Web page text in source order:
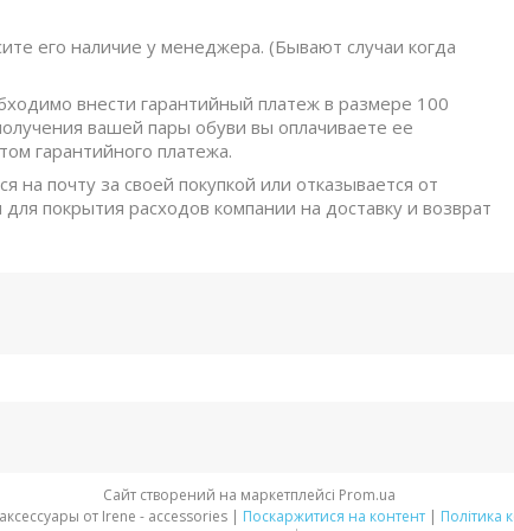
его наличие у менеджера. (Бывают случаи когда
внести гарантийный платеж в размере 100
вашей пары обуви вы оплачиваете ее
гарантийного платежа.
на почту за своей покупкой или отказывается от
покрытия расходов компании на доставку и возврат
Сайт створений на маркетплейсі Prom.ua
Стильная обувь и аксессуары от Irene - accessories | Поскаржитися на контент | Політика